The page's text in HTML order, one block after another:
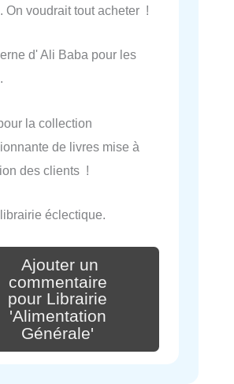
On voudrait tout acheter !
d' Ali Baba pour les
la collection
de livres mise à
des clients !
éclectique.
Ajouter un
commentaire
pour Librairie
'Alimentation
Générale'